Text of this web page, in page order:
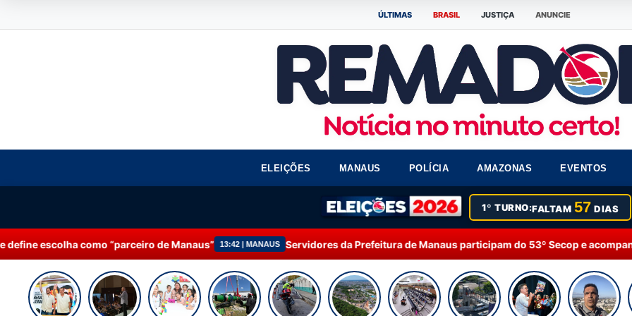
ÚLTIMAS BRASIL JUSTIÇA ANUNCIE
ELEIÇÕES MANAUS POLÍCIA AMAZONAS EVENTOS
1º TURNO:FALTAM 57 DIAS
“parceiro de Manaus” 13:42 | MANAUS Servidores da Prefeitura de Manaus participam do 53º Secop e acompanham debates